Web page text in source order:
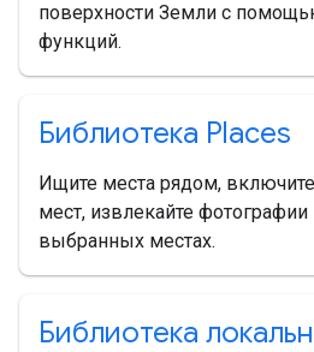
поверхности Земли с
функций.
Библиотека Places
Ищите места рядом,
мест, извлекайте
выбранных местах.
Библиотека